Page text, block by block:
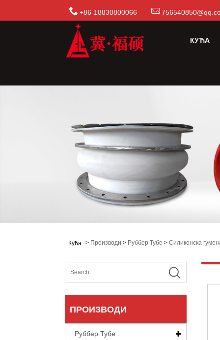
+86-18830800066
КУЋА
Кућа > Производи > Руббер Тубе > Силиконска
ПРОИЗВОДИ
Руббер Тубе